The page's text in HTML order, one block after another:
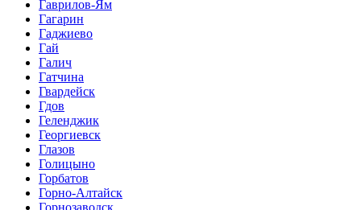
Гаврилов-Ям
Гагарин
Гаджиево
Гай
Галич
Гатчина
Гвардейск
Гдов
Геленджик
Георгиевск
Глазов
Голицыно
Горбатов
Горно-Алтайск
Горнозаводск